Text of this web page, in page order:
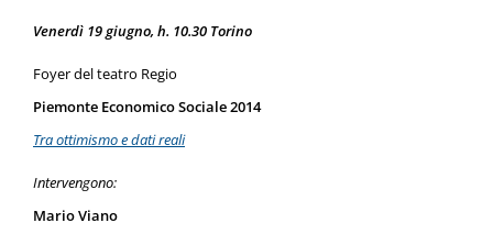
Venerdì 19 giugno, h. 10.30 Torino
Foyer del teatro Regio
Piemonte Economico Sociale 2014
Tra ottimismo e dati reali
Intervengono:
Mario Viano